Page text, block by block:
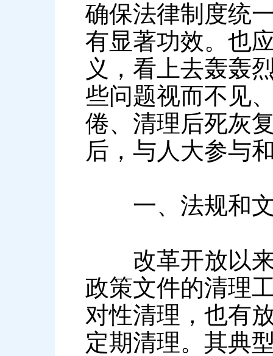
确保法律制度统
有显著功效。也
义，看上去轰轰
些问题视而不见
倦、清理后死灰
后，与人大参与
一、法规和文
改革开放以来
政策文件的清理
对性清理，也有
定期清理。其典